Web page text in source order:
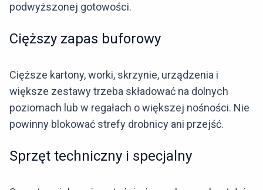
podwyższonej gotowości.
Cięższy zapas buforowy
Cięższe kartony, worki, skrzynie, urządzenia i
większe zestawy trzeba składować na dolnych
poziomach lub w regałach o większej nośności. Nie
powinny blokować strefy drobnicy ani przejść.
Sprzęt techniczny i specjalny